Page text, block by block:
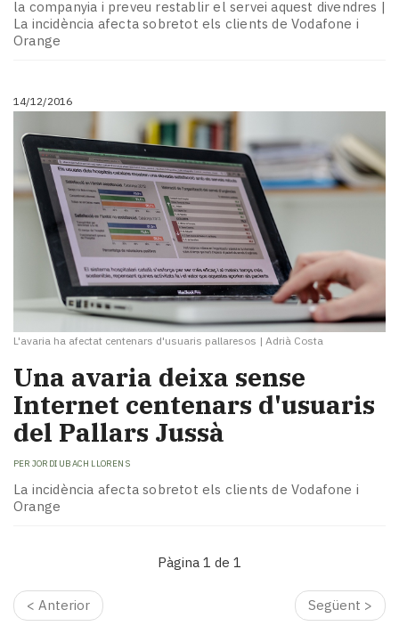
la companyia i preveu restablir el servei aquest divendres |
La incidència afecta sobretot els clients de Vodafone i
Orange
14/12/2016
L'avaria ha afectat centenars d'usuaris pallaresos | Adrià Costa
Una avaria deixa sense
Internet centenars d'usuaris
del Pallars Jussà
PER JORDI UBACH LLORENS
La incidència afecta sobretot els clients de Vodafone i
Orange
Pàgina 1 de 1
< Anterior Següent >